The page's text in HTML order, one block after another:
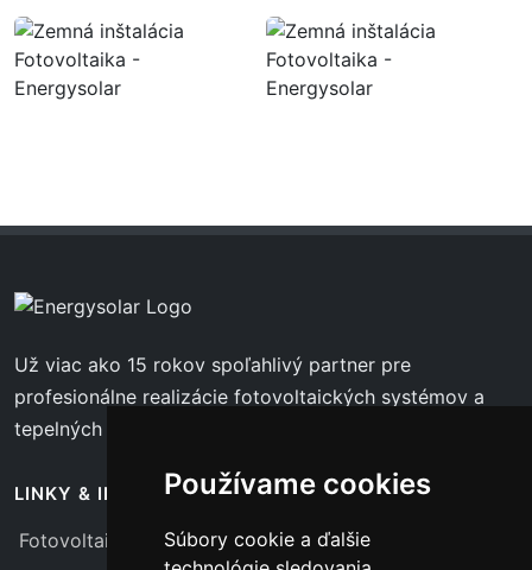
Používame cookies
Súbory cookie a ďalšie
Už viac ako 15 rokov spoľahlivý partner pre
profesionálne realizácie fotovoltaických systémov a
tepelných čerpadiel.
LINKY & INFO
Fotovoltaika